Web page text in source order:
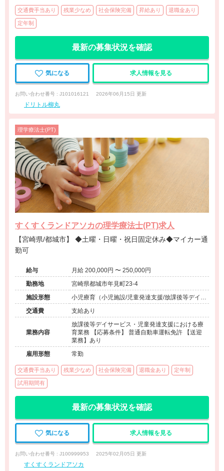
交通費手当あり 残業少なめ 社会保険完備 昇給あり 退職金あり
定年制
最新の募集状況を確認
気になる 求人情報を見る
お問い合わせ番号 : J101016121 2026年06月15日 更新
ドリトル柳丸
理学療法士(PT)
すくすくランドアソカの理学療法士(PT)求人
【宮崎県/都城市】 ◆土曜・日曜・祝日固定休み◆マイカー通
勤可
給与
月給 200,000円 〜 250,000円
勤務地
宮崎県都城市年見町23-4
施設形態
小児療育（小児施設/児童発達支援/放課後等デイサ
ービス）
交通費 支給あり
業務内容
放課後等デイサービス・児童発達支援における療
育業務 【応募条件】 普通自動車運転免許 【送迎
業務】あり
雇用形態
常勤
交通費手当あり 残業少なめ 社会保険完備 退職金あり 定年制
試用期間有
最新の募集状況を確認
気になる 求人情報を見る
お問い合わせ番号 : J100999953 2025年02月05日 更新
すくすくランドアソカ